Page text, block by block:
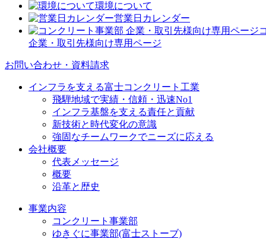
環境について
営業日カレンダー
企業・取引先様向け専用ページ
お問い合わせ・資料請求
インフラを支える富士コンクリート工業
飛騨地域で実績・信頼・迅速No1
インフラ基盤を支える責任と貢献
新技術と時代変化の意識
強固なチームワークでニーズに応える
会社概要
代表メッセージ
概要
沿革と歴史
事業内容
コンクリート事業部
ゆきぐに事業部(富士ストーブ)